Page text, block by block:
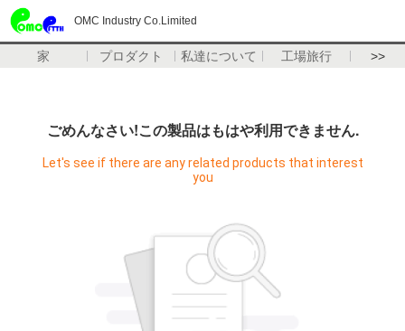
OMC Industry Co.Limited
家 プロダクト 私達について 工場旅行 >>
ごめんなさい!この製品はもはや利用できません.
Let's see if there are any related products that interest
you